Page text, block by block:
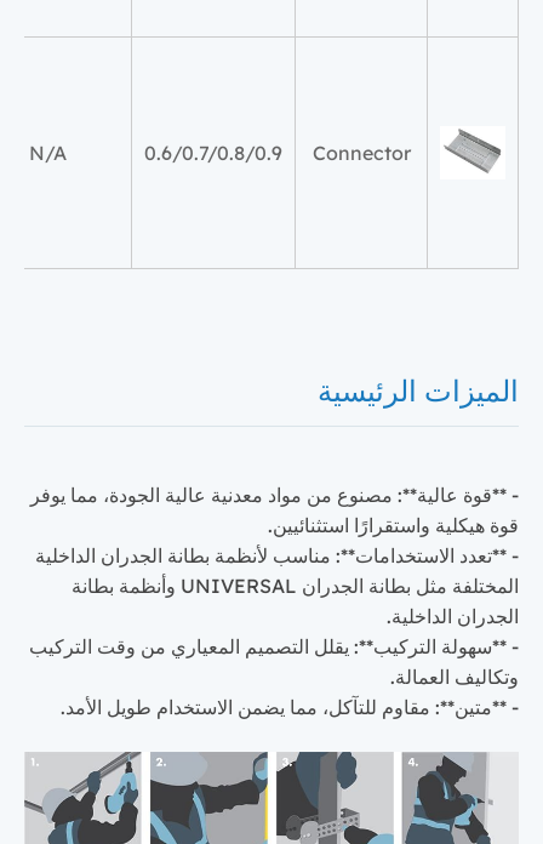
Connector
0.6/0.7/0.8/0.9
N/A
الميزات الرئيسية
- **قوة عالية**: مصنوع من مواد معدنية عالية الجودة، مما يوفر
قوة هيكلية واستقرارًا استثنائيين.
- **تعدد الاستخدامات**: مناسب لأنظمة بطانة الجدران الداخلية
المختلفة مثل بطانة الجدران UNIVERSAL وأنظمة بطانة
الجدران الداخلية.
- **سهولة التركيب**: يقلل التصميم المعياري من وقت التركيب
وتكاليف العمالة.
- **متين**: مقاوم للتآكل، مما يضمن الاستخدام طويل الأمد.